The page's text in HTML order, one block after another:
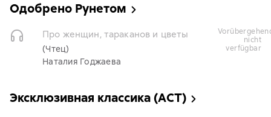
Одобрено Рунетом
Про женщин, тараканов и цветы
(Чтец)
Наталия Годжаева
vorübergehend
nicht
verfügbar
Эксклюзивная классика (АСТ)